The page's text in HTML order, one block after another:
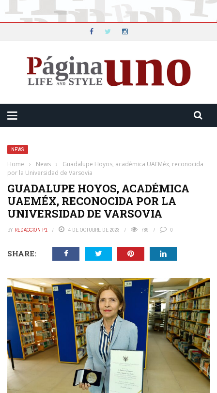
NEWS
Home › News ›
Guadalupe Hoyos, académica UAEMéx, reconocida
por la Universidad de Varsovia
GUADALUPE HOYOS, ACADÉMICA
UAEMÉX, RECONOCIDA POR LA
UNIVERSIDAD DE VARSOVIA
BY REDACCIÓN P1 4 DE OCTUBRE DE 2023 789 0
SHARE: